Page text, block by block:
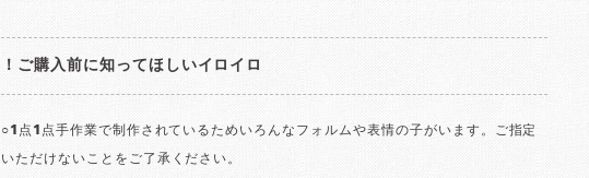
！ご購入前に知ってほしいイロイロ
○1点1点手作業で制作されているためいろんなフォルムや表情の子がいます。ご指定
いただけないことをご了承ください。